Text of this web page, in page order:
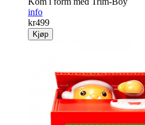
info
kr499
Kjøp